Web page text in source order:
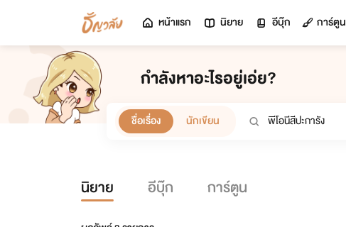
หน้าแรก นิยาย อีบุ๊ก การ์ตูน
กำลังหาอะไรอยู่เอ่ย?
ชื่อเรื่อง นักเขียน
นิยาย อีบุ๊ก การ์ตูน